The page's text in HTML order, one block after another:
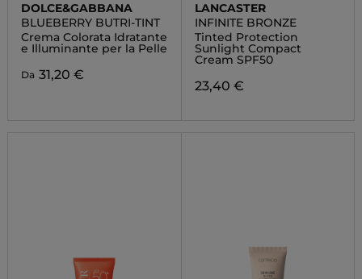
DOLCE&GABBANA
BLUEBERRY BUTRI-TINT
Crema Colorata Idratante
e Illuminante per la Pelle
Da 31,20 €
LANCASTER
INFINITE BRONZE
Tinted Protection
Sunlight Compact
Cream SPF50
23,40 €